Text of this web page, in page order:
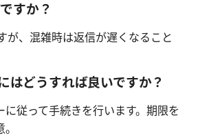
すか？
が、混雑時は返信が遅くなること
はどうすれば良いですか？
に従って手続きを行います。期限を